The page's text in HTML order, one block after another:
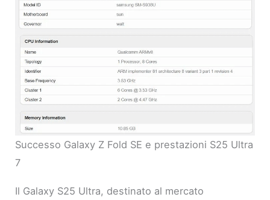
Successo Galaxy Z Fold SE e prestazioni S25 Ultra
7
Il Galaxy S25 Ultra, destinato al mercato